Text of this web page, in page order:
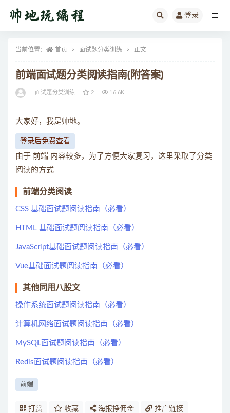
登录
当前位置： 首页 面试题分类训练 正文
前端面试题分类阅读指南(附答案)
面试题分类训练 2 16.6K
大家好，我是帅地。
登录后免费查看
由于 前端 内容较多，为了方便大家复习，这里采取了分类
阅读的方式
前端分类阅读
CSS 基础面试题阅读指南（必看）
HTML 基础面试题阅读指南（必看）
JavaScript基础面试题阅读指南（必看）
Vue基础面试题阅读指南（必看）
其他同用八股文
操作系统面试题阅读指南（必看）
计算机网络面试题阅读指南（必看）
MySQL面试题阅读指南（必看）
Redis面试题阅读指南（必看）
前端
打赏 收藏 海报挣佣金 推广链接